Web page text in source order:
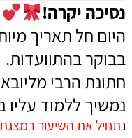
נסיכה יקרה!
היום חל תאריך
בבוקר בהתוועדות.
חתונת הרבי
נמשיך ללמוד עליו
נתחיל את השיעור